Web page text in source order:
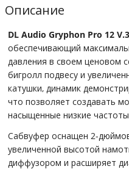
Описание
DL Audio Gryphon Pro 12 V.3
обеспечивающий
давления в своем ценовом
бигролл подвесу и
катушки, динамик
что позволяет создавать
насыщенные низкие
Сабвуфер оснащен 2-
увеличенной высотой
диффузором и расширяет